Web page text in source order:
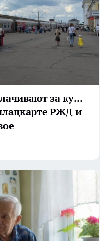
за купе:
РЖД и